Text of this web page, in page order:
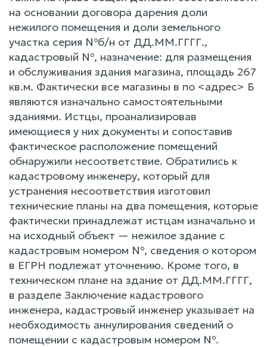
на основании договора дарения доли
нежилого помещения и доли земельного
участка серия №б/н от ДД.ММ.ГГГГ.,
кадастровый №, назначение: для размещения
и обслуживания здания магазина, площадь 267
кв.м. Фактически все магазины в по <адрес> Б
являются изначально самостоятельными
зданиями. Истцы, проанализировав
имеющиеся у них документы и сопоставив
фактическое расположение помещений
обнаружили несоответствие. Обратились к
кадастровому инженеру, который для
устранения несоответствия изготовил
технические планы на два помещения, которые
фактически принадлежат истцам изначально и
на исходный объект — нежилое здание с
кадастровым номером №, сведения о котором
в ЕГРН подлежат уточнению. Кроме того, в
техническом плане на здание от ДД.ММ.ГГГГ,
в разделе Заключение кадастрового
инженера, кадастровый инженер указывает на
необходимость аннулирования сведений о
помещении с кадастровым номером №.